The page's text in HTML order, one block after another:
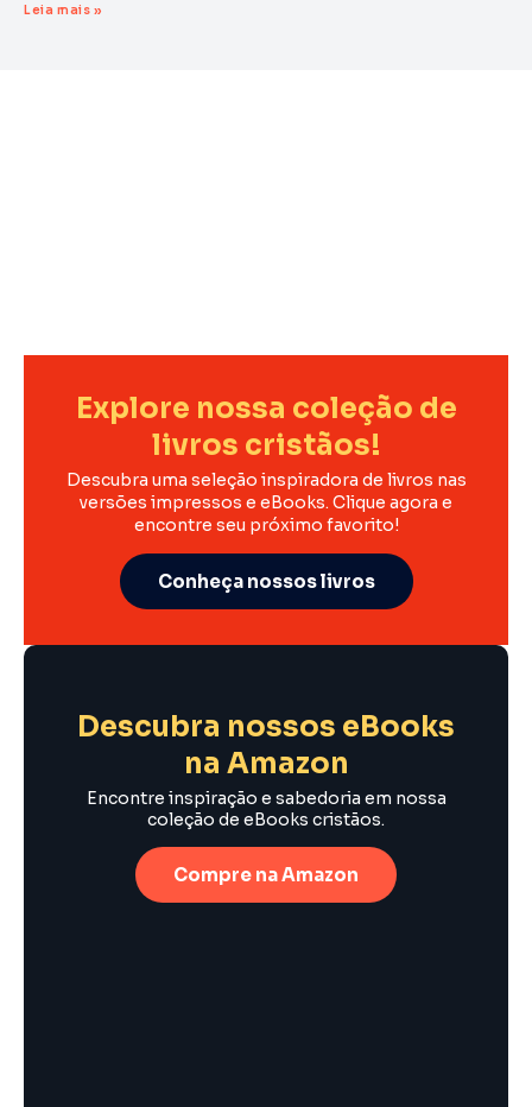
Leia mais »
Explore nossa coleção de
livros cristãos!
Descubra uma seleção inspiradora de livros nas
versões impressos e eBooks. Clique agora e
encontre seu próximo favorito!
Conheça nossos livros
Descubra nossos eBooks
na Amazon
Encontre inspiração e sabedoria em nossa
coleção de eBooks cristãos.
Compre na Amazon